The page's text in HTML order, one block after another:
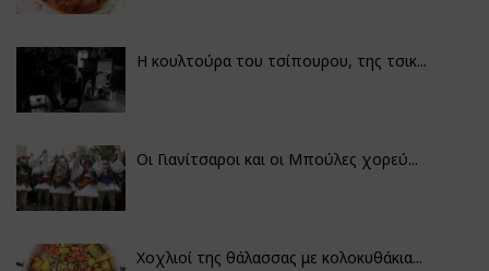
Η κουλτούρα του τσίπουρου, της τσικ...
Οι Γιανίτσαροι και οι Μπούλες χορεύ...
Χοχλιοί της θάλασσας με κολοκυθάκια...